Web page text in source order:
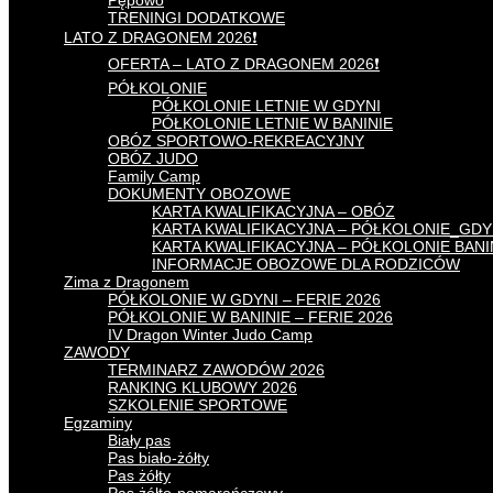
TRENINGI DODATKOWE
LATO Z DRAGONEM 2026❗
OFERTA – LATO Z DRAGONEM 2026❗
PÓŁKOLONIE
PÓŁKOLONIE LETNIE W GDYNI
PÓŁKOLONIE LETNIE W BANINIE
OBÓZ SPORTOWO-REKREACYJNY
OBÓZ JUDO
Family Camp
DOKUMENTY OBOZOWE
KARTA KWALIFIKACYJNA – OBÓZ
KARTA KWALIFIKACYJNA –
KARTA KWALIFIKACYJNA – PÓŁKOLONIE
INFORMACJE OBOZOWE DLA RODZICÓW
Zima z Dragonem
PÓŁKOLONIE W GDYNI – FERIE 2026
PÓŁKOLONIE W BANINIE – FERIE 2026
IV Dragon Winter Judo Camp
ZAWODY
TERMINARZ ZAWODÓW 2026
RANKING KLUBOWY 2026
SZKOLENIE SPORTOWE
Egzaminy
Biały pas
Pas biało-żółty
Pas żółty